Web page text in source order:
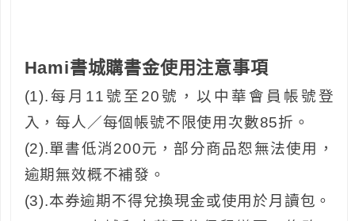
Hami書城購書金使用注意事項
(1).每月11號至20號，以中華會員帳號登
入，每人／每個帳號不限使用次數85折。
(2).單書低消200元，部分商品恕無法使用，
逾期無效概不補發。
(3).本券逾期不得兌換現金或使用於月讀包。